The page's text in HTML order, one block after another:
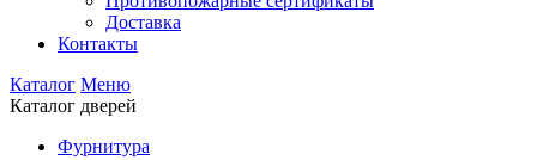
Доставка
Контакты
Каталог Меню
Каталог дверей
Фурнитура